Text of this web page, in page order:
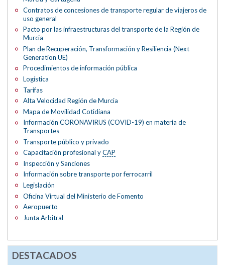
Contratos de concesiones de transporte regular de viajeros de
uso general
Pacto por las infraestructuras del transporte de la Región de
Murcia
Plan de Recuperación, Transformación y Resiliencia (Next
Generation UE)
Procedimientos de información pública
Logística
Tarifas
Alta Velocidad Región de Murcia
Mapa de Movilidad Cotidiana
Información CORONAVIRUS (COVID-19) en materia de
Transportes
Transporte público y privado
Capacitación profesional yCAP
Inspección y Sanciones
Información sobre transporte por ferrocarril
Legislación
Oficina Virtual del Ministerio de Fomento
Aeropuerto
Junta Arbitral
DESTACADOS